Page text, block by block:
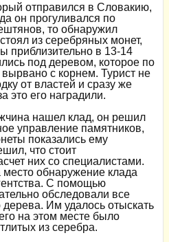
отправился в Словакию,
он прогуливался по
то обнаружил
из серебряных монет,
приблизительно в 13-14
под деревом, которое по
с корнем. Турист не
от властей и сразу же
это его наградили.
нашел клад, он решил
управление памятников,
показались ему
что стоит
них со специалистами.
обнаружение клада
С помощью
обследовали все
дерева. Им удалось отыскать
на этом месте было
из серебра.